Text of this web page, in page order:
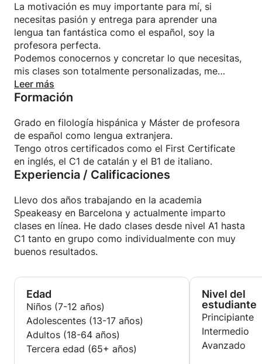
La motivación es muy importante para mí, si
necesitas pasión y entrega para aprender una
lengua tan fantástica como el español, soy la
profesora perfecta.
Podemos conocernos y concretar lo que necesitas,
mis clases son totalmente personalizadas, me
adapto a tus requisitos y necesidades.
Vamos a mejorar todas tus capacidades: auditiva,
Leer más
Formación
Grado en filología hispánica y Máster de profesora
de español como lengua extranjera.
Tengo otros certificados como el First Certificate
en inglés, el C1 de catalán y el B1 de italiano.
Experiencia / Calificaciones
Llevo dos años trabajando en la academia
Speakeasy en Barcelona y actualmente imparto
clases en línea. He dado clases desde nivel A1 hasta
C1 tanto en grupo como individualmente con muy
buenos resultados.
Edad
Niños (7-12 años)
Adolescentes (13-17 años)
Adultos (18-64 años)
Tercera edad (65+ años)
Nivel del
estudiante
Principiante
Intermedio
Avanzado